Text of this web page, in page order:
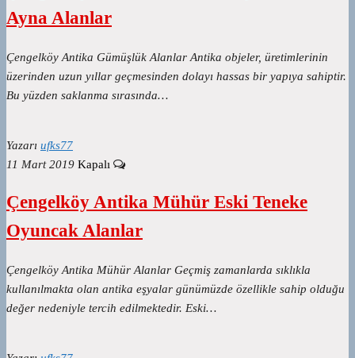
Ayna Alanlar
Çengelköy Antika Gümüşlük Alanlar Antika objeler, üretimlerinin
üzerinden uzun yıllar geçmesinden dolayı hassas bir yapıya sahiptir.
Bu yüzden saklanma sırasında…
Yazarı ufks77
11 Mart 2019 Kapalı
Çengelköy Antika Mühür Eski Teneke
Oyuncak Alanlar
Çengelköy Antika Mühür Alanlar Geçmiş zamanlarda sıklıkla
kullanılmakta olan antika eşyalar günümüzde özellikle sahip olduğu
değer nedeniyle tercih edilmektedir. Eski…